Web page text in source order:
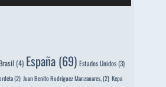
(4) España (69) Estados Unidos(3)
(2) Juan Benito Rodríguez Manzanares,(2) Kepa